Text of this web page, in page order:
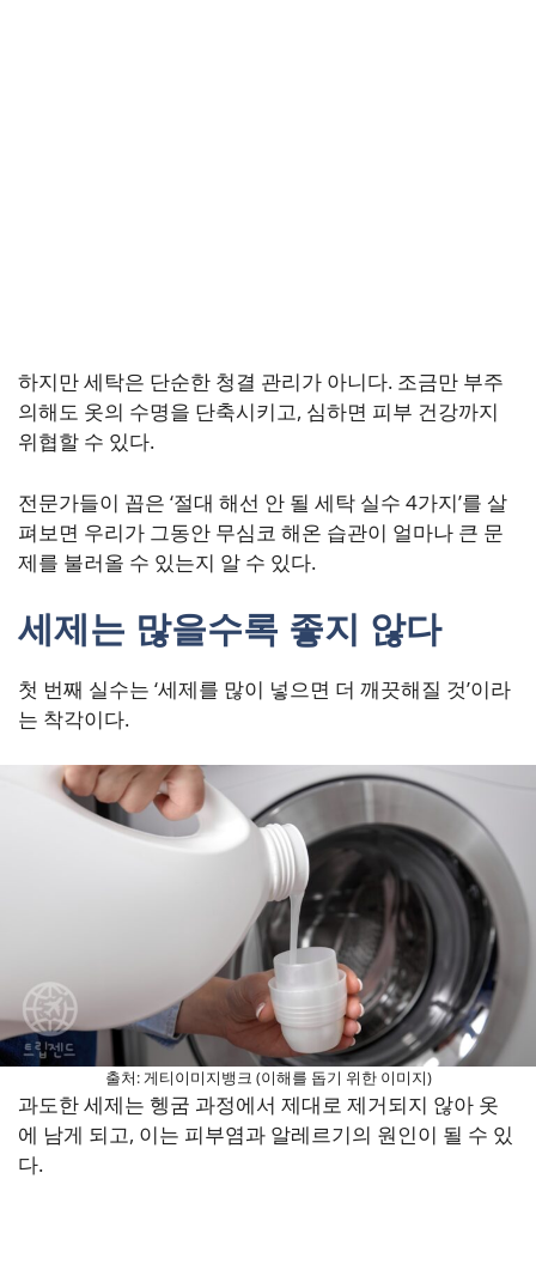
하지만 세탁은 단순한 청결 관리가 아니다. 조금만 부주
의해도 옷의 수명을 단축시키고, 심하면 피부 건강까지
위협할 수 있다.
전문가들이 꼽은 ‘절대 해선 안 될 세탁 실수 4가지’를 살
펴보면 우리가 그동안 무심코 해온 습관이 얼마나 큰 문
제를 불러올 수 있는지 알 수 있다.
세제는 많을수록 좋지 않다
첫 번째 실수는 ‘세제를 많이 넣으면 더 깨끗해질 것’이라
는 착각이다.
출처: 게티이미지뱅크 (이해를 돕기 위한 이미지)
과도한 세제는 헹굼 과정에서 제대로 제거되지 않아 옷
에 남게 되고, 이는 피부염과 알레르기의 원인이 될 수 있
다.